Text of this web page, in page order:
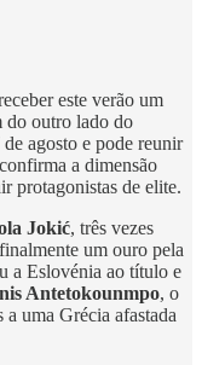
este verão um
do outro lado do
agosto e pode reunir
a dimensão
protagonistas de elite.
Jokić, três vezes
um ouro pela
a Eslovénia ao título e
Antetokounmpo, o
uma Grécia afastada